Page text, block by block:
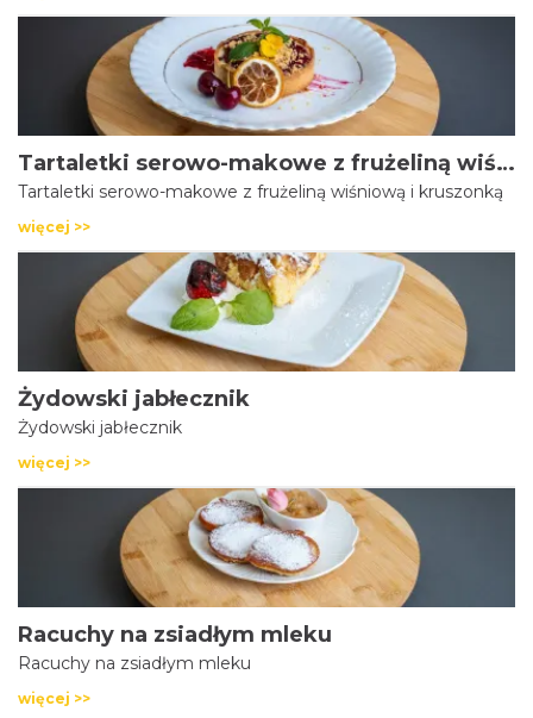
Tartaletki serowo-makowe z frużeliną wiśniową i kruszonką
Tartaletki serowo-makowe z frużeliną wiśniową i kruszonką
więcej >>
Żydowski jabłecznik
Żydowski jabłecznik
więcej >>
Racuchy na zsiadłym mleku
Racuchy na zsiadłym mleku
więcej >>